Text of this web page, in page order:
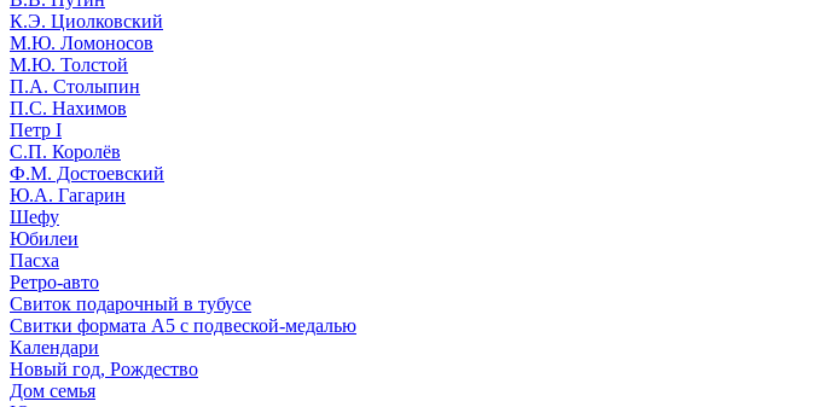
К.Э. Циолковский
М.Ю. Ломоносов
М.Ю. Толстой
П.А. Столыпин
П.С. Нахимов
Петр I
С.П. Королёв
Ф.М. Достоевский
Ю.А. Гагарин
Шефу
Юбилеи
Пасха
Ретро-авто
Свиток подарочный в тубусе
Свитки формата А5 с подвеской-медалью
Календари
Новый год, Рождество
Дом семья